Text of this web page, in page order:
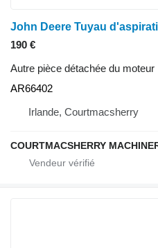
190 €
Autre pièce détachée du moteur
AR66402
Irlande, Courtmacsherry
COURTMACSHERRY